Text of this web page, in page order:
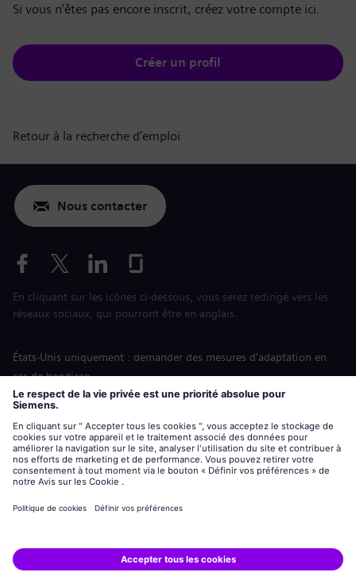
Si vous n’êtes pas encore inscrit, créez votre compte ici.
Créer un profil
Retour à la recherche d’emploi
Nous contacter
En cliquant sur les icônes ci-dessous, vous serez redirigé vers les
réseaux sociaux, qui pourront être en anglais.
États-Unis uniquement : demander des mesures d'adaptation en
cas de handicap
Labor Condition Application (Formulaire sur les conditions
siemens-energy.comSite Internet international
Informations sur l’entreprise
Avis de confidentialité
Siemens Energy est une marque déposée de Siemens AG.